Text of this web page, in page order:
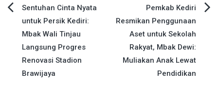
Navigasi
pos
Sentuhan Cinta Nyata
untuk Persik Kediri:
Mbak Wali Tinjau
Langsung Progres
Renovasi Stadion
Brawijaya
Pemkab Kediri
Resmikan Penggunaan
Aset untuk Sekolah
Rakyat, Mbak Dewi:
Muliakan Anak Lewat
Pendidikan